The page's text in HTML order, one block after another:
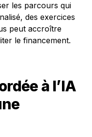
les parcours qui
des exercices
peut accroître
le financement.
à l’IA